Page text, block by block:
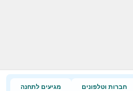
חברות וטלפונים מגיעים לתחנה